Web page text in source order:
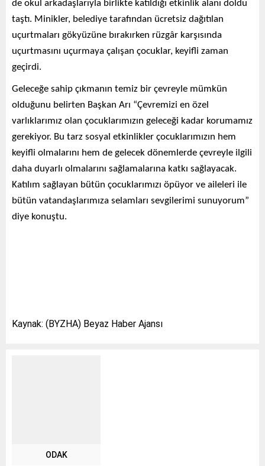
de okul arkadaşlarıyla birlikte katıldığı etkinlik alanı doldu
taştı. Minikler, belediye tarafından ücretsiz dağıtılan
uçurtmaları gökyüzüne bırakırken rüzgâr karşısında
uçurtmasını uçurmaya çalışan çocuklar, keyifli zaman
geçirdi.
Geleceğe sahip çıkmanın temiz bir çevreyle mümkün
olduğunu belirten Başkan Arı “Çevremizi en özel
varlıklarımız olan çocuklarımızın geleceği kadar korumamız
gerekiyor. Bu tarz sosyal etkinlikler çocuklarımızın hem
keyifli olmalarını hem de gelecek dönemlerde çevreyle ilgili
daha duyarlı olmalarını sağlamalarına katkı sağlayacak.
Katılım sağlayan bütün çocuklarımızı öpüyor ve aileleri ile
bütün vatandaşlarımıza selamları sevgilerimi sunuyorum”
diye konuştu.
Kaynak: (BYZHA) Beyaz Haber Ajansı
ODAK